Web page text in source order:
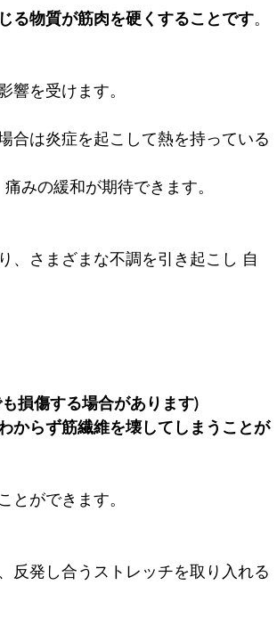
る物質が筋肉を硬くすることです。
響を受けます。
合は炎症を起こして熱を持っている
みの緩和が期待できます。
、さまざまな不調を引き起こし 自
損傷する場合があります)
からず筋繊維を壊してしまうことが
とができます。
反発し合うストレッチを取り入れる